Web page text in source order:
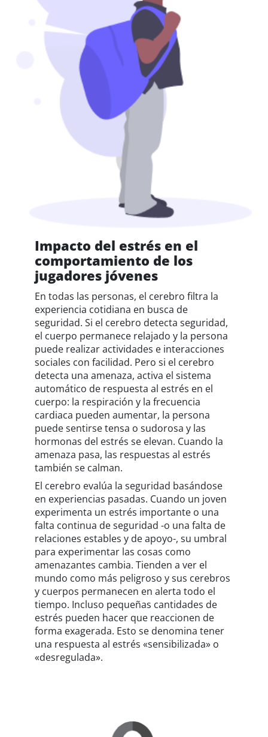
Impacto del estrés en el
comportamiento de los
jugadores jóvenes
En todas las personas, el cerebro filtra la
experiencia cotidiana en busca de
seguridad. Si el cerebro detecta seguridad,
el cuerpo permanece relajado y la persona
puede realizar actividades e interacciones
sociales con facilidad. Pero si el cerebro
detecta una amenaza, activa el sistema
automático de respuesta al estrés en el
cuerpo: la respiración y la frecuencia
cardiaca pueden aumentar, la persona
puede sentirse tensa o sudorosa y las
hormonas del estrés se elevan. Cuando la
amenaza pasa, las respuestas al estrés
también se calman.
El cerebro evalúa la seguridad basándose
en experiencias pasadas. Cuando un joven
experimenta un estrés importante o una
falta continua de seguridad -o una falta de
relaciones estables y de apoyo-, su umbral
para experimentar las cosas como
amenazantes cambia. Tienden a ver el
mundo como más peligroso y sus cerebros
y cuerpos permanecen en alerta todo el
tiempo. Incluso pequeñas cantidades de
estrés pueden hacer que reaccionen de
forma exagerada. Esto se denomina tener
una respuesta al estrés «sensibilizada» o
«desregulada».